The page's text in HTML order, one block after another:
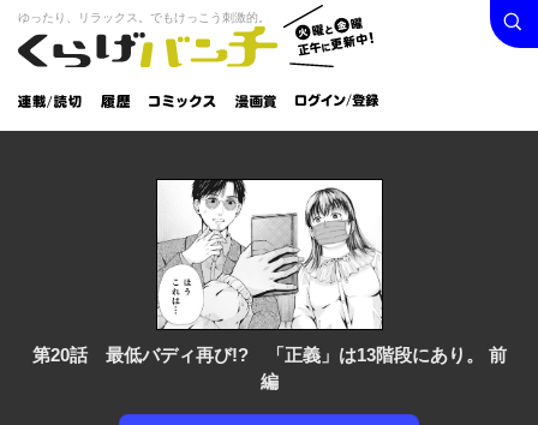
くらげバンチ
火曜と
金曜正
午に更
新中！
ゆったり、リラックス。でもけっこう刺激的。
連載/読
切
履
歴
コミック
漫画
賞
ログイン /
登録
検索
第20話 最低バディ再び!? 「正義」は13階段にあり。 前
編